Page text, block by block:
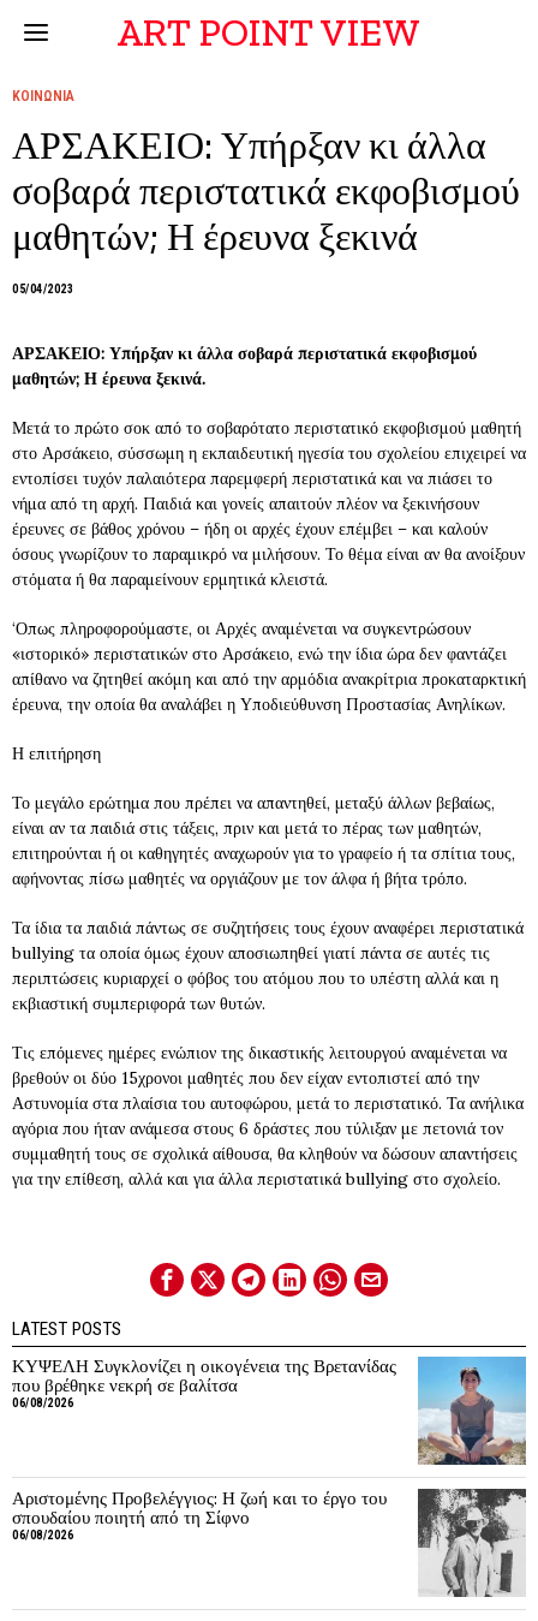
ART POINT VIEW
ΚΟΙΝΩΝΙΑ
ΑΡΣΑΚΕΙΟ: Υπήρξαν κι άλλα
σοβαρά περιστατικά εκφοβισμού
μαθητών; Η έρευνα ξεκινά
05/04/2023
ΑΡΣΑΚΕΙΟ: Υπήρξαν κι άλλα σοβαρά περιστατικά εκφοβισμού
μαθητών; Η έρευνα ξεκινά.
Μετά το πρώτο σοκ από το σοβαρότατο περιστατικό εκφοβισμού μαθητή
στο Αρσάκειο, σύσσωμη η εκπαιδευτική ηγεσία του σχολείου επιχειρεί να
εντοπίσει τυχόν παλαιότερα παρεμφερή περιστατικά και να πιάσει το
νήμα από τη αρχή. Παιδιά και γονείς απαιτούν πλέον να ξεκινήσουν
έρευνες σε βάθος χρόνου – ήδη οι αρχές έχουν επέμβει – και καλούν
όσους γνωρίζουν το παραμικρό να μιλήσουν. Το θέμα είναι αν θα ανοίξουν
στόματα ή θα παραμείνουν ερμητικά κλειστά.
‘Οπως πληροφορούμαστε, οι Αρχές αναμένεται να συγκεντρώσουν
«ιστορικό» περιστατικών στο Αρσάκειο, ενώ την ίδια ώρα δεν φαντάζει
απίθανο να ζητηθεί ακόμη και από την αρμόδια ανακρίτρια προκαταρκτική
έρευνα, την οποία θα αναλάβει η Υποδιεύθυνση Προστασίας Ανηλίκων.
Η επιτήρηση
Το μεγάλο ερώτημα που πρέπει να απαντηθεί, μεταξύ άλλων βεβαίως,
είναι αν τα παιδιά στις τάξεις, πριν και μετά το πέρας των μαθητών,
επιτηρούνται ή οι καθηγητές αναχωρούν για το γραφείο ή τα σπίτια τους,
αφήνοντας πίσω μαθητές να οργιάζουν με τον άλφα ή βήτα τρόπο.
Τα ίδια τα παιδιά πάντως σε συζητήσεις τους έχουν αναφέρει περιστατικά
bullying τα οποία όμως έχουν αποσιωπηθεί γιατί πάντα σε αυτές τις
περιπτώσεις κυριαρχεί ο φόβος του ατόμου που το υπέστη αλλά και η
εκβιαστική συμπεριφορά των θυτών.
Τις επόμενες ημέρες ενώπιον της δικαστικής λειτουργού αναμένεται να
βρεθούν οι δύο 15χρονοι μαθητές που δεν είχαν εντοπιστεί από την
Αστυνομία στα πλαίσια του αυτοφώρου, μετά το περιστατικό. Τα ανήλικα
αγόρια που ήταν ανάμεσα στους 6 δράστες που τύλιξαν με πετονιά τον
συμμαθητή τους σε σχολικά αίθουσα, θα κληθούν να δώσουν απαντήσεις
για την επίθεση, αλλά και για άλλα περιστατικά bullying στο σχολείο.
LATEST POSTS
ΚΥΨΕΛΗ Συγκλονίζει η οικογένεια της Βρετανίδας
που βρέθηκε νεκρή σε βαλίτσα
06/08/2026
Αριστομένης Προβελέγγιος: Η ζωή και το έργο του
σπουδαίου ποιητή από τη Σίφνο
06/08/2026